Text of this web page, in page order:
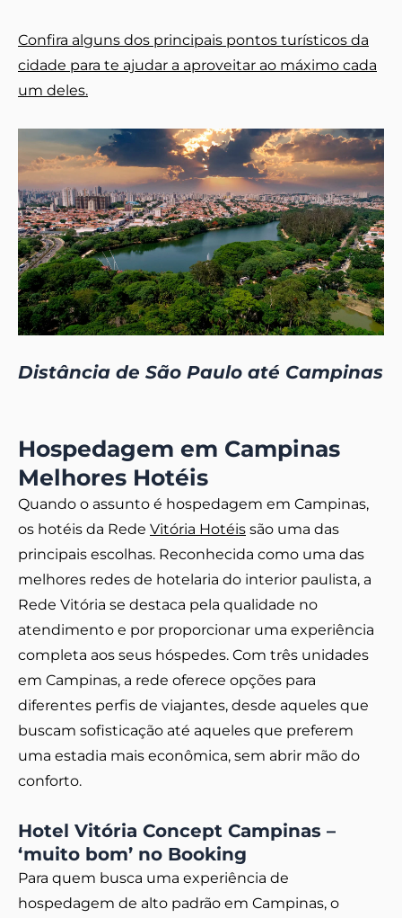
Confira alguns dos principais pontos turísticos da
cidade para te ajudar a aproveitar ao máximo cada
um deles.
Distância de São Paulo até Campinas
Hospedagem em Campinas
Melhores Hotéis
Quando o assunto é hospedagem em Campinas,
os hotéis da Rede Vitória Hotéis são uma das
principais escolhas. Reconhecida como uma das
melhores redes de hotelaria do interior paulista, a
Rede Vitória se destaca pela qualidade no
atendimento e por proporcionar uma experiência
completa aos seus hóspedes. Com três unidades
em Campinas, a rede oferece opções para
diferentes perfis de viajantes, desde aqueles que
buscam sofisticação até aqueles que preferem
uma estadia mais econômica, sem abrir mão do
conforto.
Hotel Vitória Concept Campinas –
‘muito bom’ no Booking
Para quem busca uma experiência de
hospedagem de alto padrão em Campinas, o